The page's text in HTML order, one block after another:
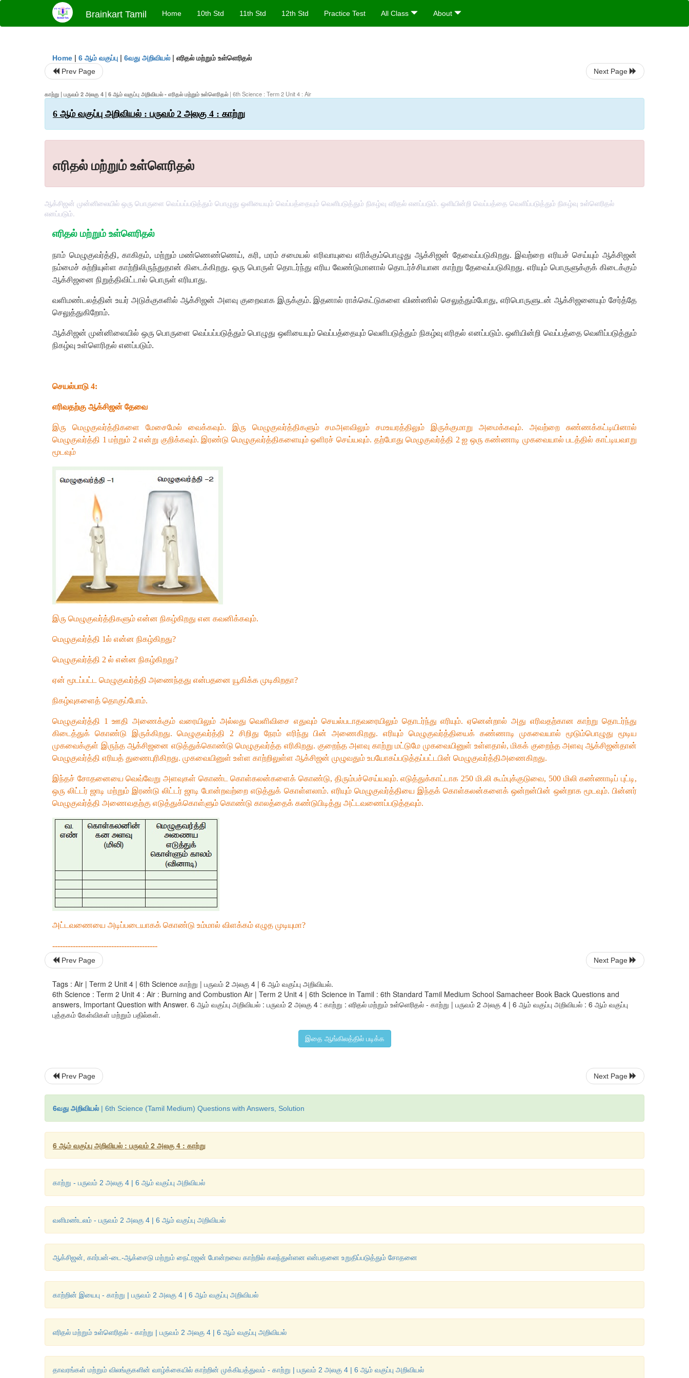
Brainkart Tamil Home 10th Std 11th Std 12th Std Practice Test All Class About
Home | 6 ஆம் வகுப்பு | 6வது அறிவியல் | எரிதல் மற்றும் உள்ளெரிதல்
Prev Page Next Page
காற்று | பருவம் 2 அலகு 4 | 6 ஆம் வகுப்பு அறிவியல் - எரிதல் மற்றும் உள்ளெரிதல் | 6th Science : Term 2 Unit 4 : Air
6 ஆம் வகுப்பு அறிவியல் : பருவம் 2 அலகு 4 : காற்று
எரிதல் மற்றும் உள்ளெரிதல்
ஆக்சிஜன் முன்னிலையில் ஒரு பொருளை வெப்பப்படுத்தும் பொழுது ஒளியையும் வெப்பத்தையும் வெளிபடுத்தும் நிகழ்வு எரிதல் எனப்படும். ஒளியின்றி வெப்பத்தை வெளிப்படுத்தும் நிகழ்வு உள்ளெரிதல்
எனப்படும்.
எரிதல் மற்றும் உள்ளெரிதல்
நாம் மெழுகுவர்த்தி, காகிதம், மற்றும் மண்ணெண்ணெய், கரி, மரம் சமையல் எரிவாயுவை எரிக்கும்பொழுது ஆக்சிஜன் தேவைப்படுகிறது. இவற்றை எரியச் செய்யும் ஆக்சிஜன்
நம்மைச் சுற்றியுள்ள காற்றிலிருந்துதான் கிடைக்கிறது. ஒரு பொருள் தொடர்ந்து எரிய வேண்டுமானால் தொடர்ச்சியான காற்று தேவைப்படுகிறது. எரியும் பொருளுக்குக் கிடைக்கும்
ஆக்சிஜனை நிறுத்திவிட்டால் பொருள் எரியாது.
வளிமண்டலத்தின் உயர் அடுக்குகளில் ஆக்சிஜன் அளவு குறைவாக இருக்கும். இதனால் ராக்கெட்டுகளை விண்ணில் செலுத்தும்போது, எரிபொருளுடன் ஆக்சிஜனையும் சேர்த்தே
செலுத்துகிறோம்.
ஆக்சிஜன் முன்னிலையில் ஒரு பொருளை வெப்பப்படுத்தும் பொழுது ஒளியையும் வெப்பத்தையும் வெளிபடுத்தும் நிகழ்வு எரிதல் எனப்படும். ஒளியின்றி வெப்பத்தை வெளிப்படுத்தும்
நிகழ்வு உள்ளெரிதல் எனப்படும்.
செயல்பாடு 4:
எரிவதற்கு ஆக்சிஜன் தேவை
இரு மெழுகுவர்த்திகளை மேசைமேல் வைக்கவும். இரு மெழுகுவர்த்திகளும் சமஅளவிலும் சமஉயரத்திலும் இருக்குமாறு அமைக்கவும். அவற்றை சுண்ணக்கட்டியினால்
மெழுகுவர்த்தி 1 மற்றும் 2 என்று குறிக்கவும். இரண்டு மெழுகுவர்த்திகளையும் ஒளிரச் செய்யவும். தற்போது மெழுகுவர்த்தி 2 ஐ ஒரு கண்ணாடி முகவையால் படத்தில் காட்டியவாறு
மூடவும்
இரு மெழுகுவர்த்திகளும் என்ன நிகழ்கிறது என கவனிக்கவும்.
மெழுகுவர்த்தி 1ல் என்ன நிகழ்கிறது?
மெழுகுவர்த்தி 2 ல் என்ன நிகழ்கிறது?
ஏன் மூடப்பட்ட மெழுகுவர்த்தி அணைந்தது என்பதனை யூகிக்க முடிகிறதா?
நிகழ்வுகளைத் தொகுப்போம்.
மெழுகுவர்த்தி 1 ஊதி அணைக்கும் வரையிலும் அல்லது வெளிவிசை எதுவும் செயல்படாதவரையிலும் தொடர்ந்து எரியும். ஏனென்றால் அது எரிவதற்கான காற்று தொடர்ந்து
கிடைத்துக் கொண்டு இருக்கிறது. மெழுகுவர்த்தி 2 சிறிது நேரம் எரிந்து பின் அணைகிறது. எரியும் மெழுகுவர்த்தியைக் கண்ணாடி முகவையால் மூடும்பொழுது மூடிய
முகவைக்குள் இருந்த ஆக்சிஜனை எடுத்துக்கொண்டு மெழுகுவர்த்த எரிகிறது. குறைந்த அளவு காற்று மட்டுமே முகவையினுள் உள்ளதால், மிகக் குறைந்த அளவு ஆக்சிஜன்தான்
மெழுகுவர்த்தி எரியத் துணைபுரிகிறது. முகவையினுள் உள்ள காற்றிலுள்ள ஆக்சிஜன் முழுவதும் உபயோகப்படுத்தப்பட்டபின் மெழுகுவர்த்திஅணைகிறது.
இந்தச் சோதனையை வெவ்வேறு அளவுகள் கொண்ட கொள்கலன்களைக் கொண்டு, திரும்பச்செய்யவும். எடுத்துக்காட்டாக 250 மி.லி கூம்புக்குடுவை, 500 மிலி கண்ணாடிப் புட்டி,
ஒரு லிட்டர் ஜாடி மற்றும் இரண்டு லிட்டர் ஜாடி போன்றவற்றை எடுத்துக் கொள்ளலாம். எரியும் மெழுகுவர்த்தியை இந்தக் கொள்கலன்களைக் ஒன்றன்பின் ஒன்றாக மூடவும். பின்னர்
மெழுகுவர்த்தி அணைவதற்கு எடுத்துக்கொள்ளும் கொண்டு காலத்தைக் கண்டுபிடித்து அட்டவணைப்படுத்தவும்.
அட்டவணையை அடிப்படையாகக் கொண்டு உம்மால் விளக்கம் எழுத முடியுமா?
-----------------------------------------
Prev Page Next Page
Tags : Air | Term 2 Unit 4 | 6th Science காற்று | பருவம் 2 அலகு 4 | 6 ஆம் வகுப்பு அறிவியல்.
6th Science : Term 2 Unit 4 : Air : Burning and Combustion Air | Term 2 Unit 4 | 6th Science in Tamil : 6th Standard Tamil Medium School Samacheer Book Back Questions and
answers, Important Question with Answer. 6 ஆம் வகுப்பு அறிவியல் : பருவம் 2 அலகு 4 : காற்று : எரிதல் மற்றும் உள்ளெரிதல் - காற்று | பருவம் 2 அலகு 4 | 6 ஆம் வகுப்பு அறிவியல் : 6 ஆம் வகுப்பு
புத்தகம் கேள்விகள் மற்றும் பதில்கள்.
இதை ஆங்கிலத்தில் படிக்க
Prev Page Next Page
6வது அறிவியல் | 6th Science (Tamil Medium) Questions with Answers, Solution
6 ஆம் வகுப்பு அறிவியல் : பருவம் 2 அலகு 4 : காற்று
காற்று - பருவம் 2 அலகு 4 | 6 ஆம் வகுப்பு அறிவியல்
வளிமண்டலம் - பருவம் 2 அலகு 4 | 6 ஆம் வகுப்பு அறிவியல்
ஆக்சிஜன், கார்பன்-டை-ஆக்சைடு மற்றும் நைட்ரஜன் போன்றவை காற்றில் கலந்துள்ளன என்பதனை உறுதிப்படுத்தும் சோதனை
காற்றின் இயைபு - காற்று | பருவம் 2 அலகு 4 | 6 ஆம் வகுப்பு அறிவியல்
எரிதல் மற்றும் உள்ளெரிதல் - காற்று | பருவம் 2 அலகு 4 | 6 ஆம் வகுப்பு அறிவியல்
தாவரங்கள் மற்றும் விலங்குகளின் வாழ்க்கையில் காற்றின் முக்கியத்துவம் - காற்று | பருவம் 2 அலகு 4 | 6 ஆம் வகுப்பு அறிவியல்